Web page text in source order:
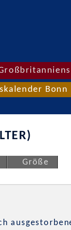
Bonn
Größe